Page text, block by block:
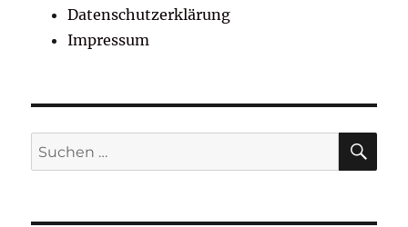
Datenschutzerklärung
Impressum
Suchen
nach: